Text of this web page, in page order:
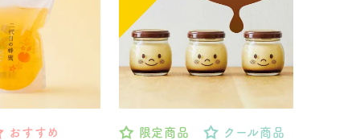
おすすめ 限定商品 クール商品